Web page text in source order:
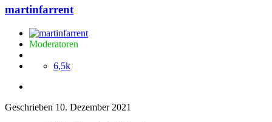
martinfarrent
Moderatoren
6,5k
Geschrieben 10. Dezember 2021